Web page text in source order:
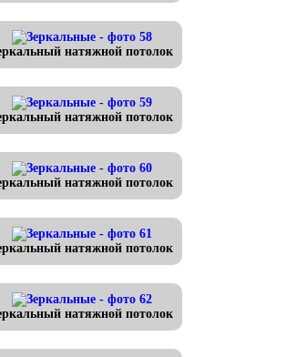
натяжной потолок
натяжной потолок
натяжной потолок
натяжной потолок
натяжной потолок